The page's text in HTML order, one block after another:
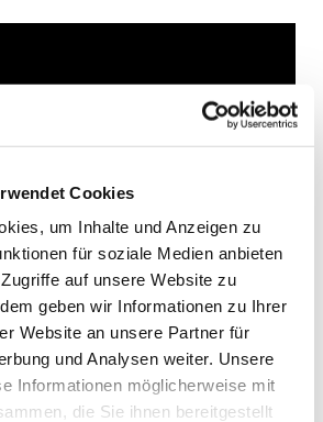
Cookies
um Inhalte und Anzeigen zu
für soziale Medien anbieten
auf unsere Website zu
geben wir Informationen zu Ihrer
Website an unsere Partner für
und Analysen weiter. Unsere
Informationen möglicherweise mit
die Sie ihnen bereitgestellt
könnte Sie auch